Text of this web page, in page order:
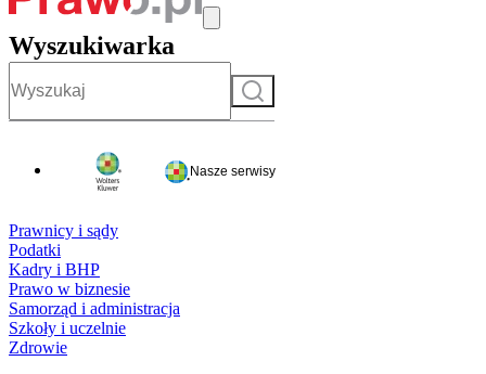
Wyszukiwarka
Szukaj
Nasze serwisy
Prawnicy i sądy
Podatki
Kadry i BHP
Prawo w biznesie
Samorząd i administracja
Szkoły i uczelnie
Zdrowie